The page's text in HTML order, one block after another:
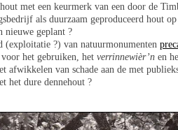
met een keurmerk van een door de
als duurzaam geproduceerd hout
nieuwe geplant ?
?) van natuurmonumenten
voor het gebruiken, het verrinnewièr’n en
afwikkelen van schade aan de met
het dure dennehout ?